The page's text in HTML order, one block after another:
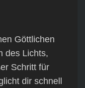
Göttlichen
des Lichts,
Schritt für
dir schnell